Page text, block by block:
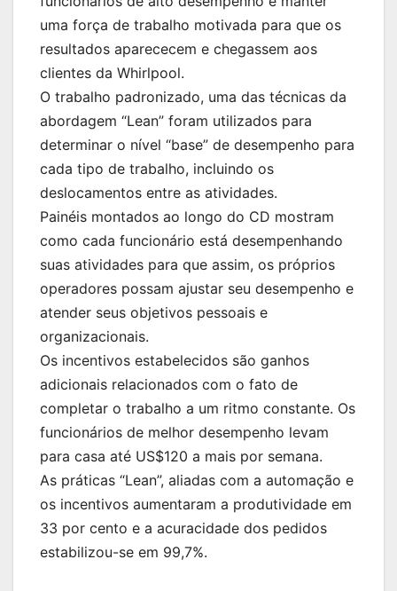
uma força de trabalho motivada para que os
resultados aparececem e chegassem aos
clientes da Whirlpool.
O trabalho padronizado, uma das técnicas da
abordagem “Lean” foram utilizados ​​para
determinar o nível “base” de desempenho para
cada tipo de trabalho, incluindo os
deslocamentos entre as atividades.
Painéis montados ao longo do CD mostram
como cada funcionário está desempenhando
suas atividades para que assim, os próprios
operadores possam ajustar seu desempenho e
atender seus objetivos pessoais e
organizacionais.
Os incentivos estabelecidos são ganhos
adicionais relacionados com o fato de
completar o trabalho a um ritmo constante. Os
funcionários de melhor desempenho levam
para casa até US$120 a mais por semana.
As práticas “Lean”, aliadas com a automação e
os incentivos aumentaram a produtividade em
33 por cento e a acuracidade dos pedidos
estabilizou-se em 99,7%.